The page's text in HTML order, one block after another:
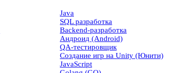
Java
SQL разработка
Backend-разработка
Андроид (Android)
QA-тестировщик
Создание игр на Unity (Юнити)
JavaScript